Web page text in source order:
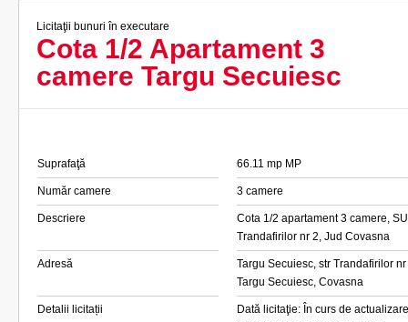
Licitaţii bunuri în executare
Cota 1/2 Apartament 3
camere Targu Secuiesc
Suprafaţă 66.11 mp MP
Număr camere 3 camere
Descriere
Cota 1/2 apartament 3 camere,
Trandafirilor nr 2, Jud Covasna
Adresă
Targu Secuiesc, str Trandafirilor
Targu Secuiesc, Covasna
Detalii licitații
Dată licitaţie: În curs de actualizare